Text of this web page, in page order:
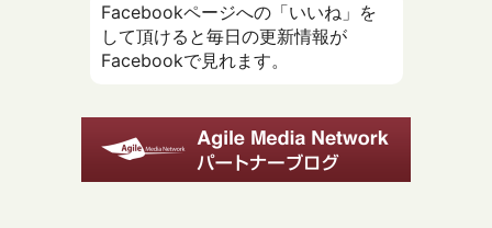
Facebookページへの「いいね」を
して頂けると毎日の更新情報が
Facebookで見れます。